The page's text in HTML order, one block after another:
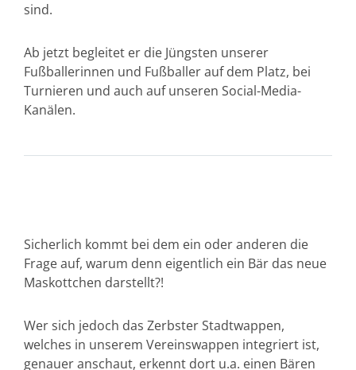
sind.
Ab jetzt begleitet er die Jüngsten unserer
Fußballerinnen und Fußballer auf dem Platz, bei
Turnieren und auch auf unseren Social-Media-
Kanälen.
Sicherlich kommt bei dem ein oder anderen die
Frage auf, warum denn eigentlich ein Bär das neue
Maskottchen darstellt?!
Wer sich jedoch das Zerbster Stadtwappen,
welches in unserem Vereinswappen integriert ist,
genauer anschaut, erkennt dort u.a. einen Bären